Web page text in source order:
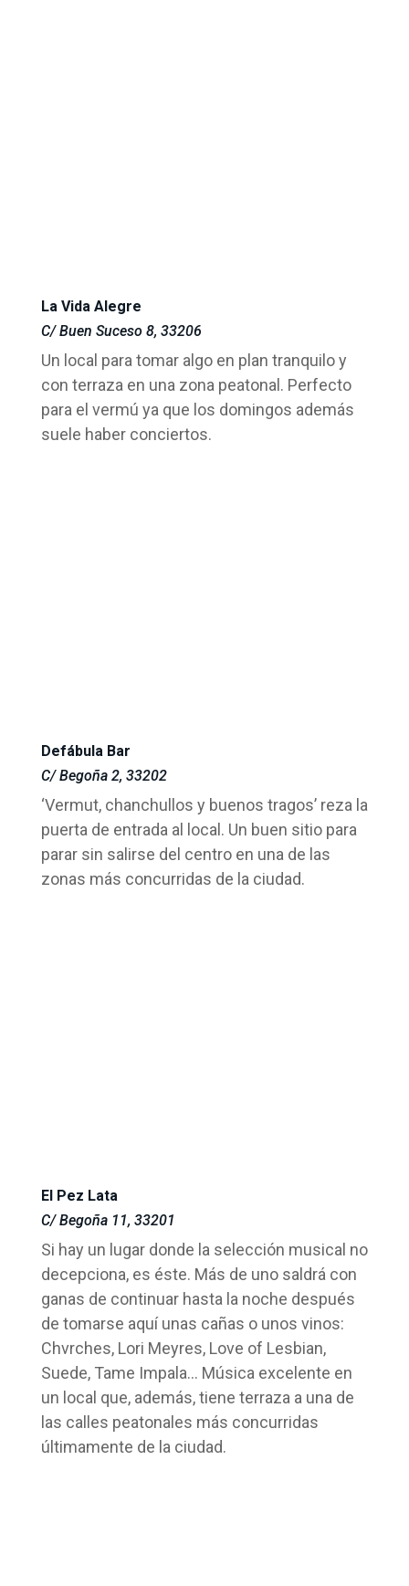
La Vida Alegre
C/ Buen Suceso 8, 33206
Un local para tomar algo en plan tranquilo y
con terraza en una zona peatonal. Perfecto
para el vermú ya que los domingos además
suele haber conciertos.
Defábula Bar
C/ Begoña 2, 33202
‘Vermut, chanchullos y buenos tragos’ reza la
puerta de entrada al local. Un buen sitio para
parar sin salirse del centro en una de las
zonas más concurridas de la ciudad.
El Pez Lata
C/ Begoña 11, 33201
Si hay un lugar donde la selección musical no
decepciona, es éste. Más de uno saldrá con
ganas de continuar hasta la noche después
de tomarse aquí unas cañas o unos vinos:
Chvrches, Lori Meyres, Love of Lesbian,
Suede, Tame Impala… Música excelente en
un local que, además, tiene terraza a una de
las calles peatonales más concurridas
últimamente de la ciudad.